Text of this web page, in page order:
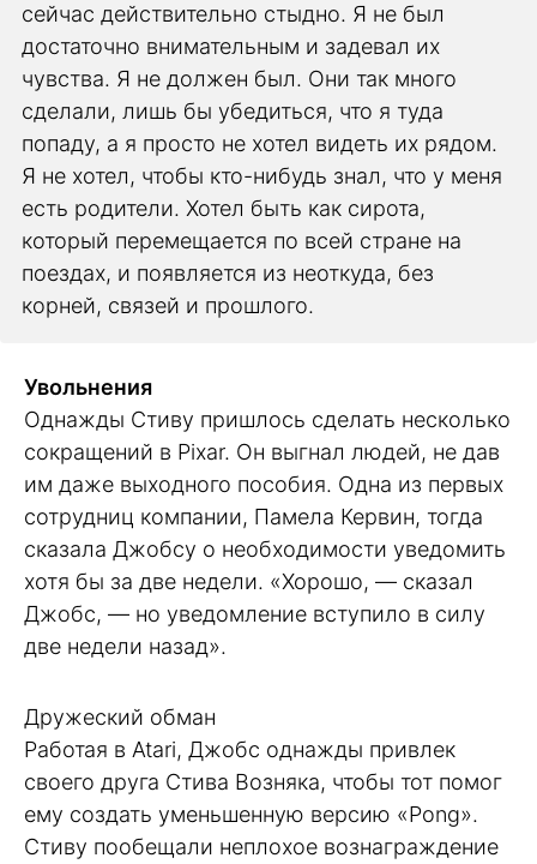
сейчас действительно стыдно. Я не был
достаточно внимательным и задевал их
чувства. Я не должен был. Они так много
сделали, лишь бы убедиться, что я туда
попаду, а я просто не хотел видеть их рядом.
Я не хотел, чтобы кто-нибудь знал, что у меня
есть родители. Хотел быть как сирота,
который перемещается по всей стране на
поездах, и появляется из неоткуда, без
корней, связей и прошлого.
Увольнения
Однажды Стиву пришлось сделать несколько
сокращений в Pixar. Он выгнал людей, не дав
им даже выходного пособия. Одна из первых
сотрудниц компании, Памела Кервин, тогда
сказала Джобсу о необходимости уведомить
хотя бы за две недели. «Хорошо, — сказал
Джобс, — но уведомление вступило в силу
две недели назад».
Дружеский обман
Работая в Atari, Джобс однажды привлек
своего друга Стива Возняка, чтобы тот помог
ему создать уменьшенную версию «Pong».
Стиву пообещали неплохое вознаграждение